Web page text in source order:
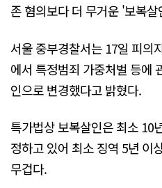
존 혐의보다 더 무거운 '보복
서울 중부경찰서는 17일 피의
에서 특정범죄 가중처벌 등에
인으로 변경했다고 밝혔다.
특가법상 보복살인은 최소 10
정하고 있어 최소 징역 5년 이
무겁다.